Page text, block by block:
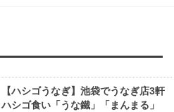
【ハシゴうなぎ】池袋でうなぎ店3軒
ハシゴ食い「うな鐵」「まんまる」